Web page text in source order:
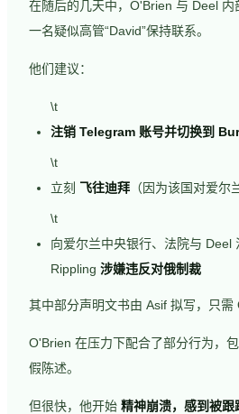
在随后的几天中，O'Brien 与 Deel 内
一名疑似高管“David”保持联系。
他们建议：
\t
注销 Telegram 账号并切换到
\t
立刻 飞往迪拜 （因为该国对爱尔
\t
向爱尔兰中央银行、法院与 Deel
Rippling 涉嫌违反对俄制裁
其中部分声明文书由 Asif 拟写，只需
O'Brien 在压力下配合了部分行为，
假陈述。
但很快，他开始 精神崩溃，感到被